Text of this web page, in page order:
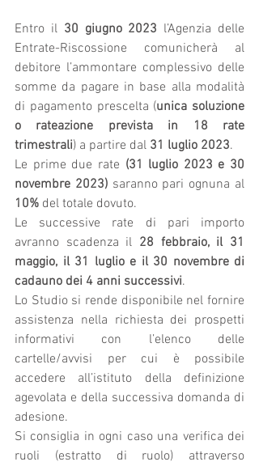
Entro il 30 giugno 2023 l’Agenzia delle
Entrate-Riscossione comunicherà al
debitore l’ammontare complessivo delle
somme da pagare in base alla modalità
di pagamento prescelta (unica soluzione
o rateazione prevista in 18 rate
trimestrali) a partire dal 31 luglio 2023.
Le prime due rate (31 luglio 2023 e 30
novembre 2023)
10% del totale dovuto.
Le successive rate di pari importo
avranno scadenza il 28 febbraio, il 31
maggio, il 31 luglio e il 30 novembre di
cadauno dei 4 anni successivi.
Lo Studio si rende disponibile nel fornire
assistenza nella richiesta dei prospetti
informativi con l’elenco delle
cartelle/avvisi per cui è possibile
accedere all’istituto della definizione
agevolata e della successiva domanda di
adesione.
Si consiglia in ogni caso una verifica dei
ruoli (estratto di ruolo) attraverso